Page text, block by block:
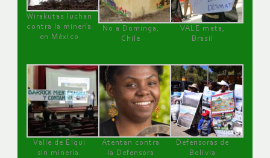
Wirakutas luchan
contra la minería
en México
No a Dominga,
Chile
VALE mata,
Brasil
Valle de Elqui
sin minería.
Atentan contra
la Defensora
Defensoras de
Bolivia